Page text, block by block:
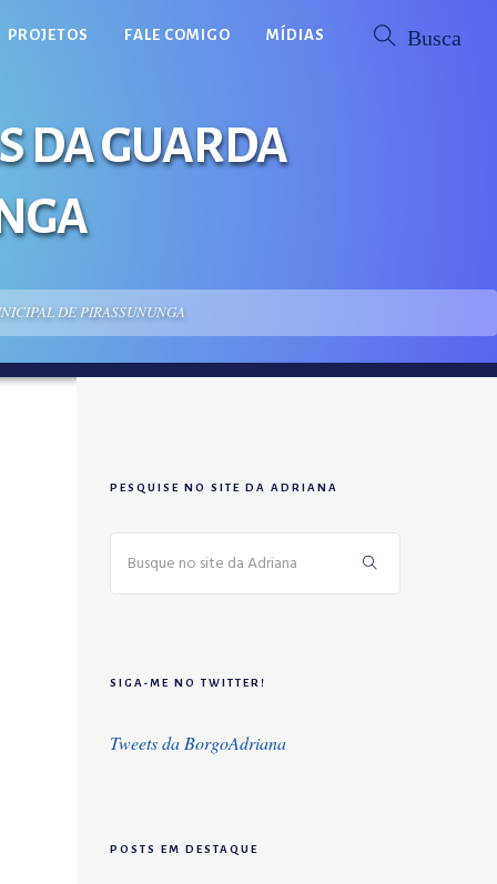
PROJETOS FALE COMIGO MÍDIAS
DA GUARDA
DE PIRASSUNUNGA
PESQUISE NO SITE DA ADRIANA
SIGA-ME NO TWITTER!
Tweets da BorgoAdriana
POSTS EM DESTAQUE